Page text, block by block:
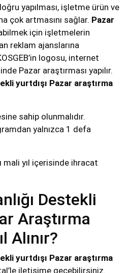
yapılması, işletme ürün ve
çok artmasını sağlar. Pazar
için işletmelerin
reklam ajanslarına
logosu, internet
Pazar araştırması yapılır.
yurtdışı Pazar araştırma
sahip olunmalıdır.
yalnızca 1 defa
mali yıl içerisinde ihracat
Destekli
Araştırma
Alınır?
yurtdışı Pazar araştırma
iletişime geçebilirsiniz.